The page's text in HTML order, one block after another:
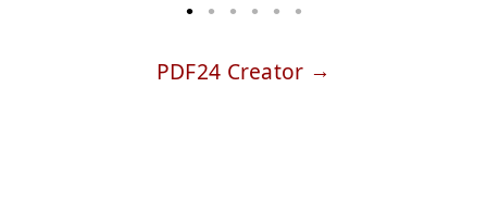
PDF24 Creator